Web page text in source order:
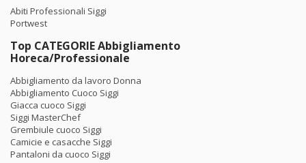
Abiti Professionali Siggi
Portwest
Top CATEGORIE Abbigliamento
Horeca/Professionale
Abbigliamento da lavoro Donna
Abbigliamento Cuoco Siggi
Giacca cuoco Siggi
Siggi MasterChef
Grembiule cuoco Siggi
Camicie e casacche Siggi
Pantaloni da cuoco Siggi